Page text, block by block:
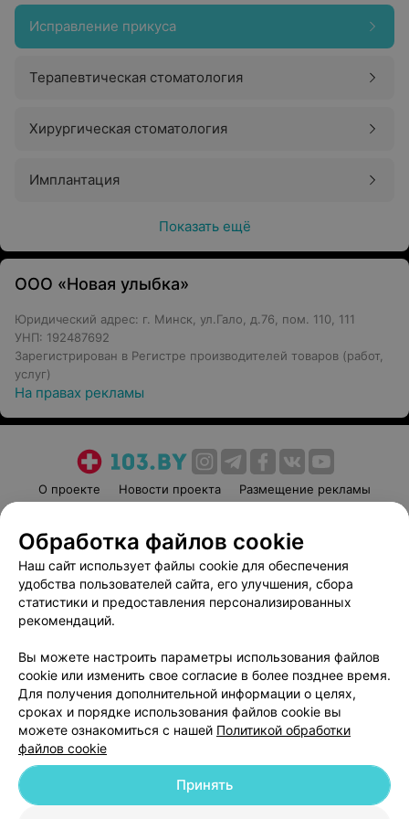
Исправление прикуса
Терапевтическая стоматология
Хирургическая стоматология
Имплантация
Показать ещё
ООО «Новая улыбка»
Юридический адрес: г. Минск, ул.Гало, д.76, пом. 110, 111
УНП: 192487692
Зарегистрирован в Регистре производителей товаров (работ,
услуг)
На правах рекламы
О проекте Новости проекта
Размещение рекламы
Пользовательское соглашение
Способы оплаты
Вакансии
Партнеры
Написать руководителю 103.by
Обработка персональных данных
© 2026 ООО «Артокс Лаб», УНП 191700409
| 220012, Республика Беларусь,
Обработка файлов cookie
Наш сайт использует файлы cookie для обеспечения
удобства пользователей сайта, его улучшения, сбора
статистики и предоставления персонализированных
рекомендаций.
Вы можете настроить параметры использования файлов
cookie или изменить свое согласие в более позднее время.
Для получения дополнительной информации о целях,
сроках и порядке использования файлов cookie вы
можете ознакомиться с нашей Политикой обработки
файлов cookie
Принять